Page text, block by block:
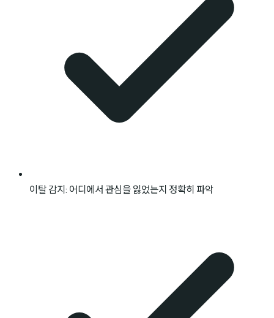
이탈 감지: 어디에서 관심을 잃었는지 정확히 파악